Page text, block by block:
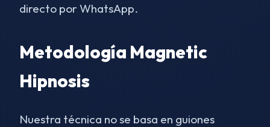
directo por WhatsApp.
Metodología Magnetic
Hipnosis
Nuestra técnica no se basa en guiones